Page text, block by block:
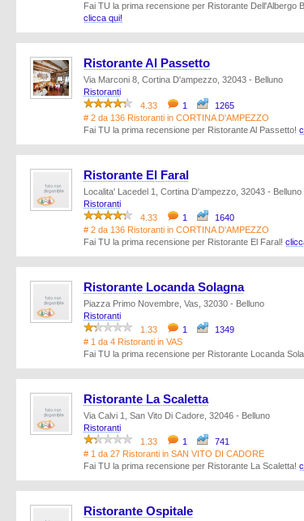
Fai TU la prima recensione per Ristorante Dell'Albergo
clicca qui!
Ristorante Al Passetto
Via Marconi 8, Cortina D'ampezzo, 32043 - Belluno
Ristoranti
4.33
1
1265
# 2 da 136 Ristoranti in CORTINA D'AMPEZZO
Fai TU la prima recensione per Ristorante Al Passetto!
Ristorante El Faral
Localita' Lacedel 1, Cortina D'ampezzo, 32043 - Belluno
Ristoranti
4.33
1
1640
# 2 da 136 Ristoranti in CORTINA D'AMPEZZO
Fai TU la prima recensione per Ristorante El Faral!
Ristorante Locanda Solagna
Piazza Primo Novembre, Vas, 32030 - Belluno
Ristoranti
1.33
1
1349
# 1 da 4 Ristoranti in VAS
Fai TU la prima recensione per Ristorante Locanda
Ristorante La Scaletta
Via Calvi 1, San Vito Di Cadore, 32046 - Belluno
Ristoranti
1.33
1
741
# 1 da 27 Ristoranti in SAN VITO DI CADORE
Fai TU la prima recensione per Ristorante La Scaletta!
Ristorante Ospitale